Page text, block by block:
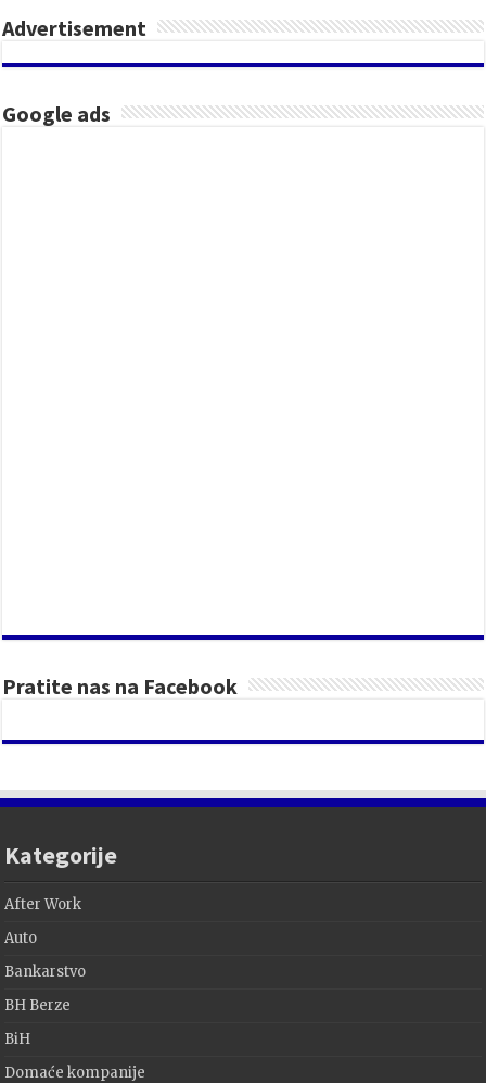
Advertisement
Google ads
Pratite nas na Facebook
Kategorije
After Work
Auto
Bankarstvo
BH Berze
BiH
Domaće kompanije